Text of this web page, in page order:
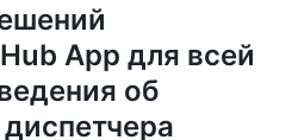
App для всей
об